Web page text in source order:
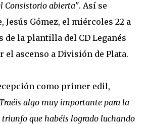
Consistorio abierta". Así se
Gómez, el miércoles 22 a
de la plantilla del CD Leganés
el ascenso a División de Plata.
como primer edil,
algo muy importante para la
triunfo que habéis logrado luchando